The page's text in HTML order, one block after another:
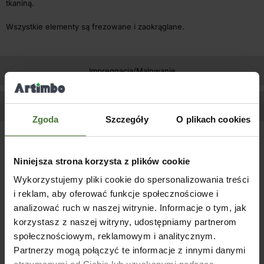
Zgoda Szczegóły O plikach cookies
Niniejsza strona korzysta z plików cookie
Wykorzystujemy pliki cookie do spersonalizowania treści
i reklam, aby oferować funkcje społecznościowe i
analizować ruch w naszej witrynie. Informacje o tym, jak
korzystasz z naszej witryny, udostępniamy partnerom
społecznościowym, reklamowym i analitycznym.
Partnerzy mogą połączyć te informacje z innymi danymi
Impregnacja/Malowanie
Zapytaj o produkt
tkaniną.
Wszystkie elementy są frezowane i zaokrąglane.
EDANE
Stół wystawowy ekspozycja
pod rośliny kwiaty
drewniany inspekt
EDANE
Donica drewniana Denis –
kolor Tytoń